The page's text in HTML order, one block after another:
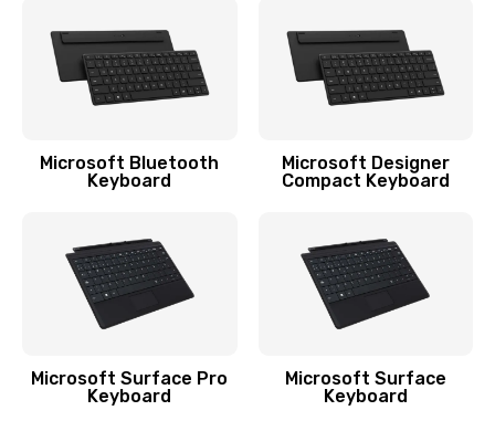
Заказать
550 руб.
Заказать
Ремонт NFC модуля
Ремонт кнопки громкости
Microsoft Bluetooth
Keyboard
Microsoft Designer
Compact Keyboard
Microsoft Surface Pro
Keyboard
Microsoft Surface
Keyboard